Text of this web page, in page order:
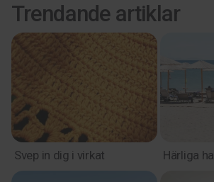
Trendande artiklar
Svep in dig i virkat Härliga